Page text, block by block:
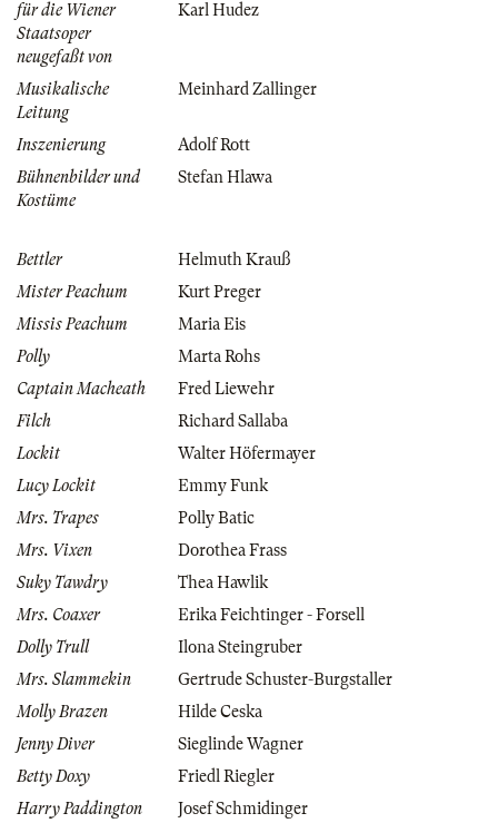
für die Wiener
Staatsoper
neugefaßt von
Karl Hudez
Musikalische
Leitung
Meinhard Zallinger
Inszenierung
Adolf Rott
Bühnenbilder und
Kostüme
Stefan Hlawa
Bettler
Helmuth Krauß
Mister Peachum
Kurt Preger
Missis Peachum
Maria Eis
Polly
Marta Rohs
Captain Macheath
Fred Liewehr
Filch
Richard Sallaba
Lockit
Walter Höfermayer
Lucy Lockit
Emmy Funk
Mrs. Trapes
Polly Batic
Mrs. Vixen
Dorothea Frass
Suky Tawdry
Thea Hawlik
Mrs. Coaxer
Erika Feichtinger - Forsell
Dolly Trull
Ilona Steingruber
Mrs. Slammekin
Gertrude Schuster-Burgstaller
Molly Brazen
Hilde Ceska
Jenny Diver
Sieglinde Wagner
Betty Doxy
Friedl Riegler
Harry Paddington
Josef Schmidinger